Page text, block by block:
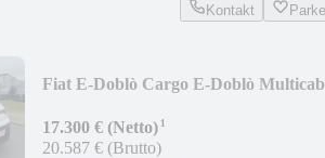
Kontakt
Fiat E-Doblò Cargo E-Doblò Multicab
17.300 € (Netto)¹
20.587 € (Brutto)